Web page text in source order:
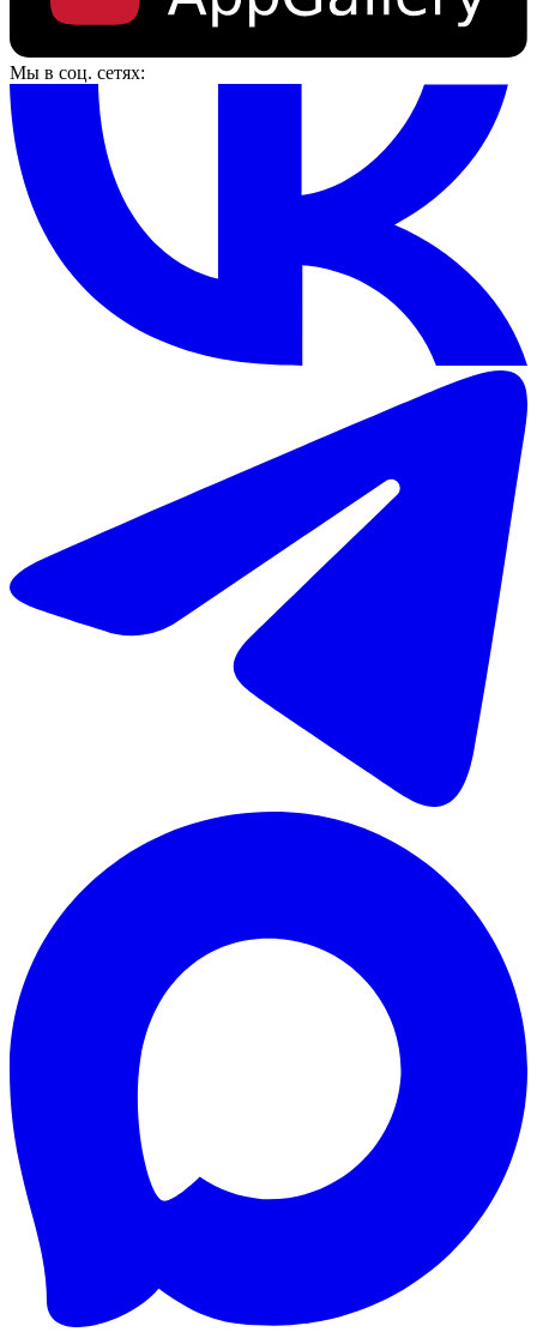
Мы в соц. сетях: